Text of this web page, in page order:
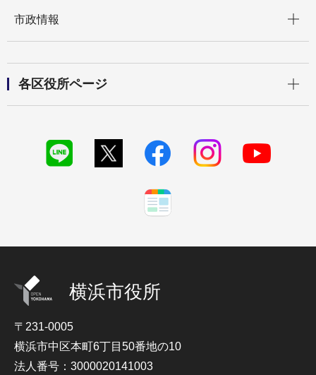
市政情報
各区役所ページ
横浜市役所
〒231-0005
横浜市中区本町6丁目50番地の10
法人番号：3000020141003